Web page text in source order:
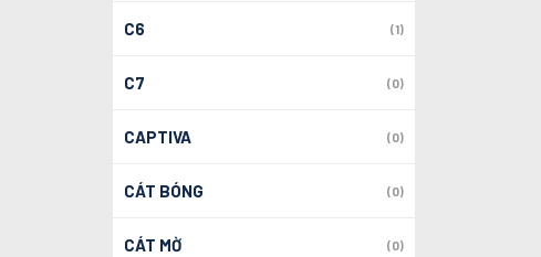
C6 (1)
C7 (0)
CAPTIVA (0)
CÁT BÓNG (0)
CÁT MỜ (0)